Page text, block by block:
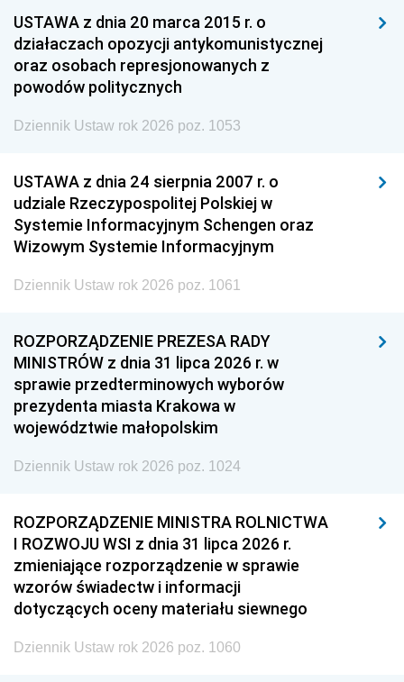
USTAWA z dnia 20 marca 2015 r. o
działaczach opozycji antykomunistycznej
oraz osobach represjonowanych z
powodów politycznych
Dziennik Ustaw rok 2026 poz. 1053
USTAWA z dnia 24 sierpnia 2007 r. o
udziale Rzeczypospolitej Polskiej w
Systemie Informacyjnym Schengen oraz
Wizowym Systemie Informacyjnym
Dziennik Ustaw rok 2026 poz. 1061
ROZPORZĄDZENIE PREZESA RADY
MINISTRÓW z dnia 31 lipca 2026 r. w
sprawie przedterminowych wyborów
prezydenta miasta Krakowa w
województwie małopolskim
Dziennik Ustaw rok 2026 poz. 1024
ROZPORZĄDZENIE MINISTRA ROLNICTWA
I ROZWOJU WSI z dnia 31 lipca 2026 r.
zmieniające rozporządzenie w sprawie
wzorów świadectw i informacji
dotyczących oceny materiału siewnego
Dziennik Ustaw rok 2026 poz. 1060